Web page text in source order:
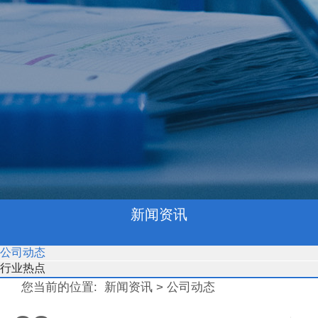
新闻资讯
公司动态
行业热点
您当前的位置: 新闻资讯 > 公司动态